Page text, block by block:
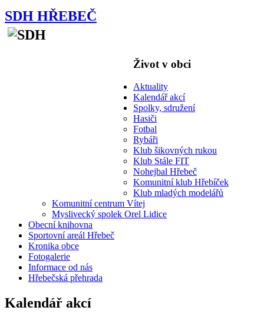
SDH HŘEBEČ
Život v obci
Aktuality
Kalendář akcí
Spolky, sdružení
Hasiči
Fotbal
Rybáři
Klub šikovných rukou
Klub Stále FIT
Nohejbal Hřebeč
Komunitní klub Hřebíček
Klub mladých modelářů
Komunitní centrum Vítej
Myslivecký spolek Orel Lidice
Obecní knihovna
Sportovní areál Hřebeč
Kronika obce
Fotogalerie
Informace od nás
Hřebečská přehrada
Kalendář akcí